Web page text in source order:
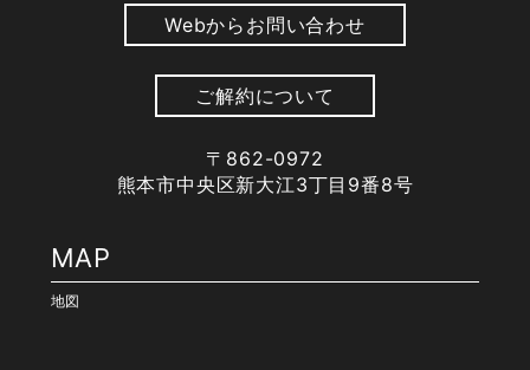
Webからお問い合わせ
ご解約について
〒862-0972
熊本市中央区新大江3丁目9番8号
MAP
地図